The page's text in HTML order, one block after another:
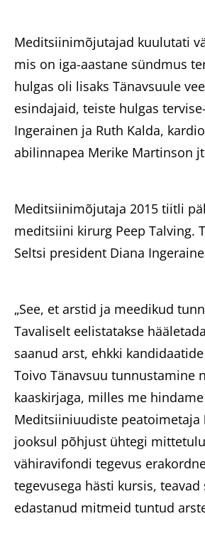
Meditsiinimõjutajad kuulutati
mis on iga-aastane sündmus
hulgas oli lisaks Tänavsuule
esindajaid, teiste hulgas
Ingerainen ja Ruth Kalda,
abilinnapea Merike Martinson
Meditsiinimõjutaja 2015 tiitli
meditsiini kirurg Peep Talving.
Seltsi president Diana
„See, et arstid ja meedikud
Tavaliselt eelistatakse
saanud arst, ehkki
Toivo Tänavsuu tunnustamine
kaaskirjaga, milles me
Meditsiiniuudiste peatoimetaja
jooksul põhjust ühtegi
vähiravifondi tegevus
tegevusega hästi kursis,
edastanud mitmeid tuntud